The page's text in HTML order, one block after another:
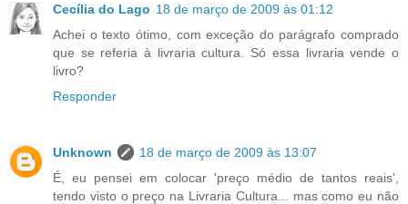
Cecília do Lago 18 de março de 2009 às 01:12
Achei o texto ótimo, com exceção do parágrafo comprado
que se referia à livraria cultura. Só essa livraria vende o
livro?
Responder
Unknown
18 de março de 2009 às 13:07
É, eu pensei em colocar 'preço médio de tantos reais',
tendo visto o preço na Livraria Cultura... mas como eu não